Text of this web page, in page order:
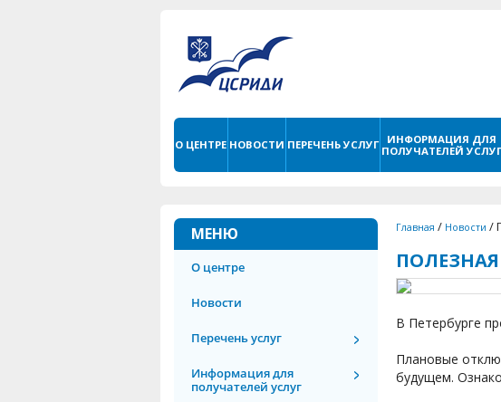
О ЦЕНТРЕ НОВОСТИ ПЕРЕЧЕНЬ УСЛУГ
ИНФОРМАЦИЯ ДЛЯ
ПОЛУЧАТЕЛЕЙ УСЛУГ
МЕНЮ
О центре
Новости
Перечень услуг
Информация для
получателей услуг
Главная / Новости /
В Петербурге
Плановые
будущем.